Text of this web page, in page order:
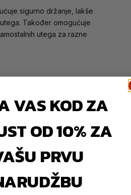
sigurno držanje, lakše
Također omogućuje
utega za razne
Cast Iron Weight Plates
/ 5 / 10 / 15 / 20 / 25 kg
VAS KOD ZA
OD 10% ZA
PRVU